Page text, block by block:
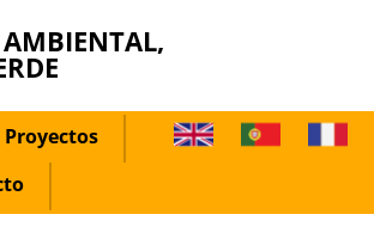
Proyectos